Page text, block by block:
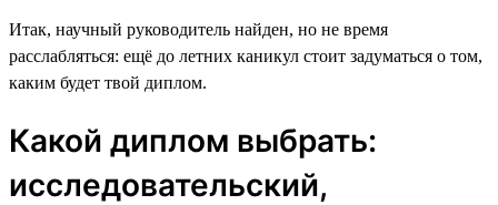
Итак, научный руководитель найден, но не время
расслабляться: ещё до летних каникул стоит задуматься о том,
каким будет твой диплом.
Какой диплом выбрать:
исследовательский,